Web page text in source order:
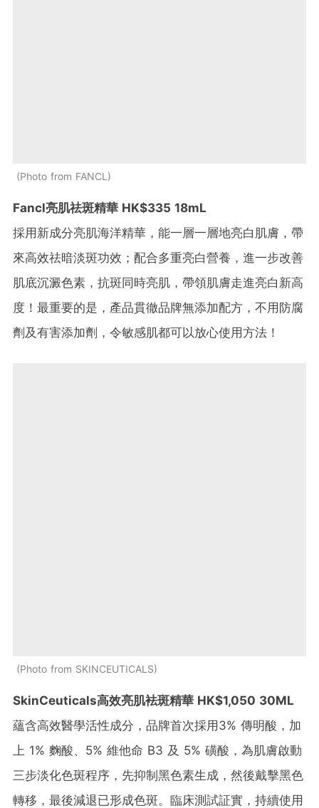
Photo from FANCL
Fancl亮肌祛斑精華 HK$335 18mL
採用新成分亮肌海洋精華，能一層一層地亮白肌膚，帶
來高效祛暗淡斑功效；配合多重亮白營養，進一步改善
肌底沉澱色素，抗斑同時亮肌，帶領肌膚走進亮白新高
度！最重要的是，產品貫徹品牌無添加配方，不用防腐
劑及有害添加劑，令敏感肌都可以放心使用方法！
Photo from SKINCEUTICALS
SkinCeuticals高效亮肌袪斑精華 HK$1,050 30ML
蘊含高效醫學活性成分，品牌首次採用3% 傳明酸，加
上 1% 麴酸、5% 維他命 B3 及 5% 磺酸，為肌膚啟動
三步淡化色斑程序，先抑制黑色素生成，然後戴擊黑色
轉移，最後減退已形成色斑。臨床測試証實，持續使用